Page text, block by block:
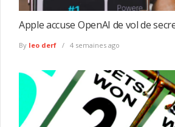
Apple accuse OpenAI de vol de
By leo derf 4 semaines ago